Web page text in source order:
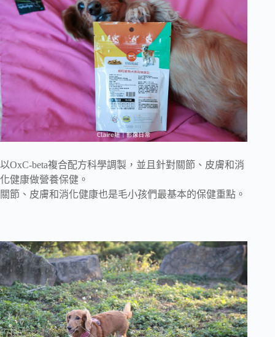
以OxC-beta複合配方科學調製，並且針對關節、皮膚和消
化健康做營養保健。
關節、皮膚和消化健康也是毛小孩們最基本的保健重點。